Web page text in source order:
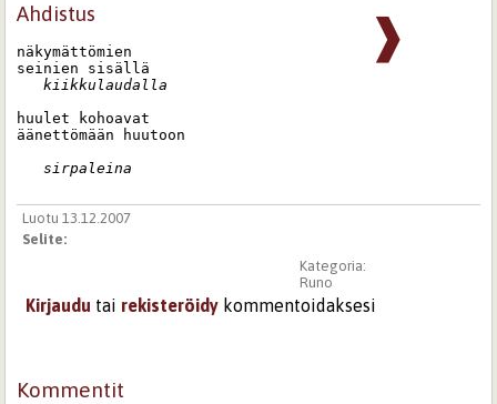
❱
Ahdistus
näkymättömien
seinien sisällä
kiikkulaudalla
huulet kohoavat
äänettömään huutoon
sirpaleina
Luotu 13.12.2007
Selite:
Kategoria:
Runo
Kirjaudu tai rekisteröidy kommentoidaksesi
Kommentit